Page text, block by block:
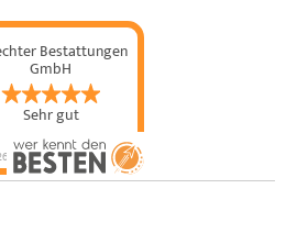
Bestattungen
GmbH
Sehr gut